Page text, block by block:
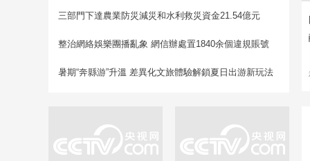
三部門下達農業防災減災和水利救災資金21.54億元
整治網絡娛樂團播亂象 網信辦處置1840余個違規賬號
暑期“奔縣游”升溫 差異化文旅體驗解鎖夏日出游新玩法